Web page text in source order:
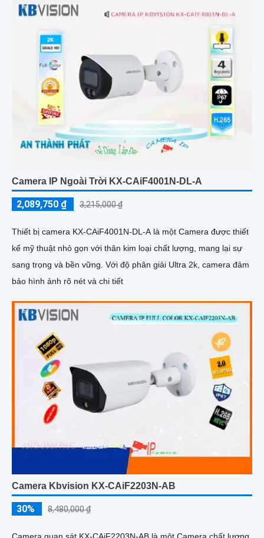
Camera IP Ngoài Trời KX-CAiF4001N-DL-A
2,089,750 ₫ 3,215,000 ₫
Thiết bị camera KX-CAiF4001N-DL-A là một Camera được thiết
kế mỹ thuật nhỏ gọn với thân kim loại chất lượng, mang lại sự
sang trọng và bền vững. Với độ phân giải Ultra 2k, camera đảm
bảo hình ảnh rõ nét và chi tiết
Camera Kbvision KX-CAiF2203N-AB
30% 8,480,000 ₫
Camera quan sát KX-CAiF2203N-AB là một Camera chất lượng